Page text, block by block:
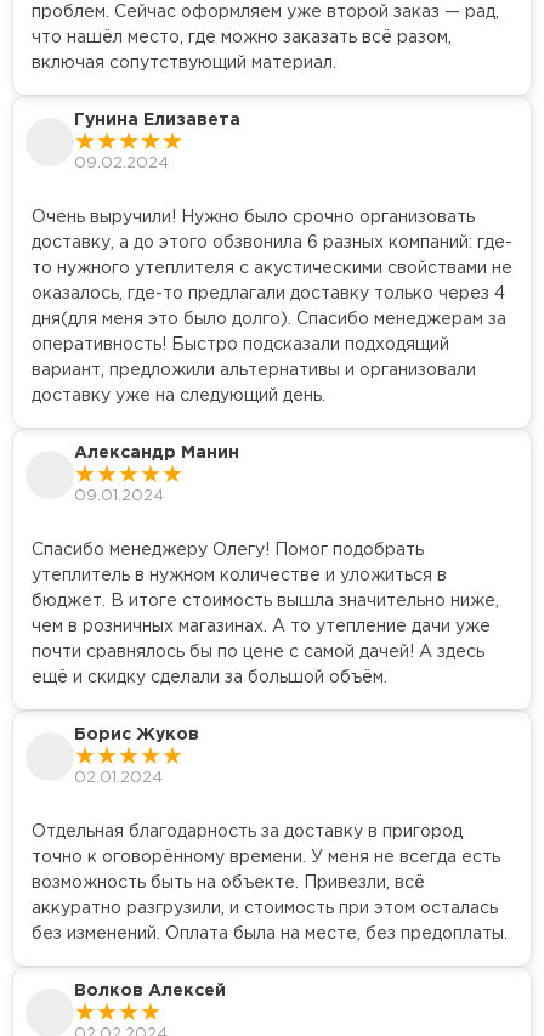
проблем. Сейчас оформляем уже второй заказ — рад,
что нашёл место, где можно заказать всё разом,
включая сопутствующий материал.
Гунина Елизавета
09.02.2024
Очень выручили! Нужно было срочно организовать
доставку, а до этого обзвонила 6 разных компаний: где-
то нужного утеплителя с акустическими свойствами не
оказалось, где-то предлагали доставку только через 4
дня(для меня это было долго). Спасибо менеджерам за
оперативность! Быстро подсказали подходящий
вариант, предложили альтернативы и организовали
доставку уже на следующий день.
Александр Манин
09.01.2024
Спасибо менеджеру Олегу! Помог подобрать
утеплитель в нужном количестве и уложиться в
бюджет. В итоге стоимость вышла значительно ниже,
чем в розничных магазинах. А то утепление дачи уже
почти сравнялось бы по цене с самой дачей! А здесь
ещё и скидку сделали за большой объём.
Борис Жуков
02.01.2024
Отдельная благодарность за доставку в пригород
точно к оговорённому времени. У меня не всегда есть
возможность быть на объекте. Привезли, всё
аккуратно разгрузили, и стоимость при этом осталась
без изменений. Оплата была на месте, без предоплаты.
Волков Алексей